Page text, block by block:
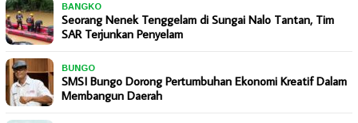
BANGKO
Seorang Nenek Tenggelam di Sungai Nalo Tantan, Tim
SAR Terjunkan Penyelam
BUNGO
SMSI Bungo Dorong Pertumbuhan Ekonomi Kreatif Dalam
Membangun Daerah